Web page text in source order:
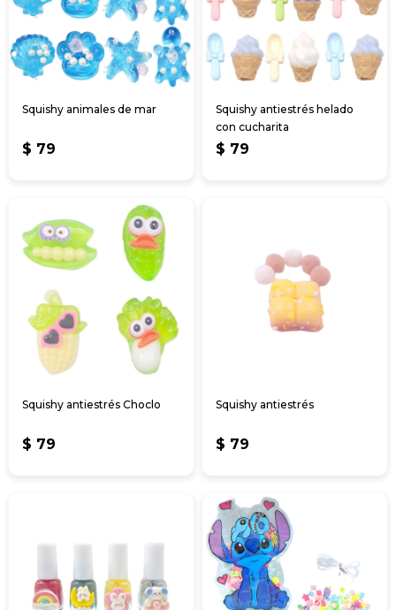
Squishy animales de mar
$ 79
Squishy antiestrés helado
con cucharita
$ 79
Squishy antiestrés Choclo
$ 79
Squishy antiestrés
$ 79